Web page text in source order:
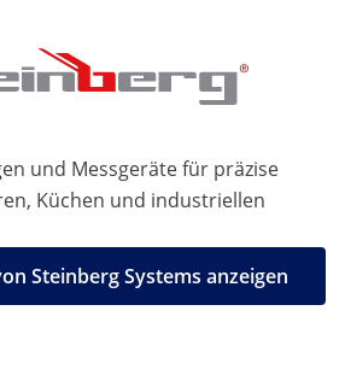
und Messgeräte für präzise
Küchen und industriellen
Steinberg Systems anzeigen